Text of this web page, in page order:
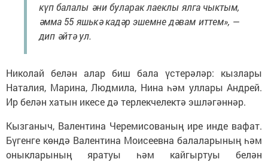
күп балалы әни буларак лаеклы ялга чыктым,
әмма 55 яшькә кадәр эшемне дәвам иттем», —
дип әйтә ул.
Николай белән алар биш бала үстерәләр: кызлары
Наталия, Марина, Людмила, Нина һәм уллары Андрей.
Ир белән хатын икесе дә терлекчелектә эшләгәннәр.
Кызганыч, Валентина Черемисованың ире инде вафат.
Бүгенге көндә Валентина Моисеевна балаларының һәм
оныкларының яратуы һәм кайгыртуы белән